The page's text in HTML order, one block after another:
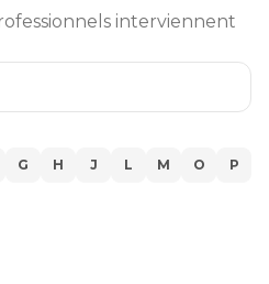
interviennent
G H J L M O P